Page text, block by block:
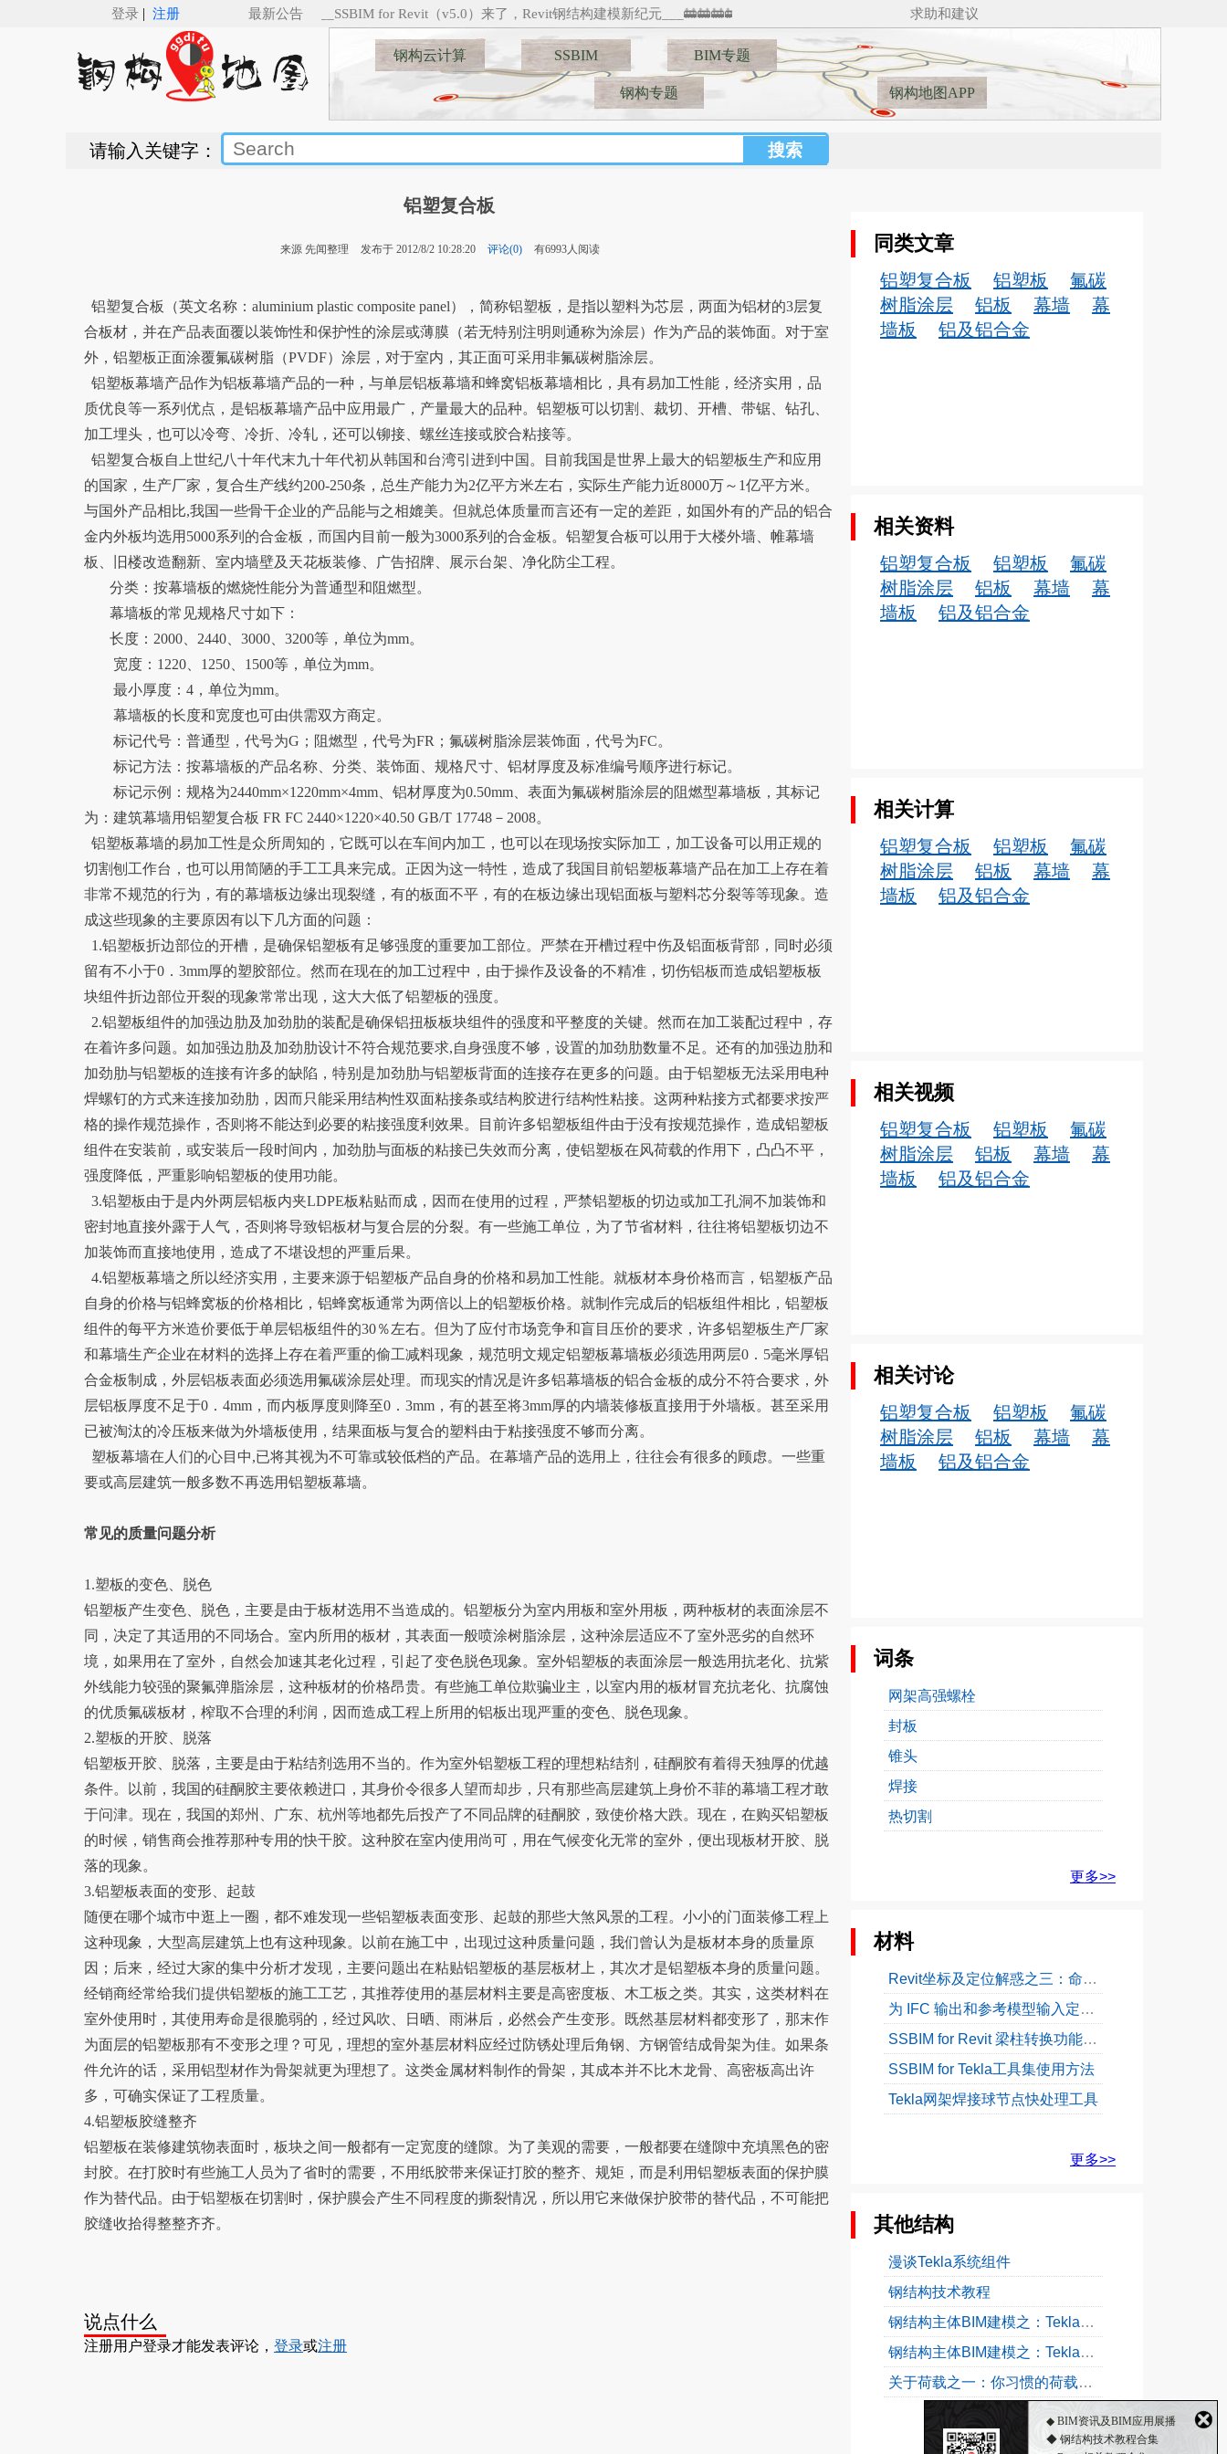
登录 | 注册 最新公告
🚅🚋🚋🚋🚋___SSBIM for Revit（v5.0）来了，Revit钢结构建模新纪元___🚋🚋🚋🚋 求助和建议
钢构云计算 SSBIM BIM专题
钢构专题 钢构地图APP
请输入关键字：
铝塑复合板
来源 先闻整理 发布于 2012/8/2 10:28:20 评论(0) 有6993人阅读
铝塑复合板（英文名称：aluminium plastic composite panel），简称铝塑板，是指以塑料为芯层，两面为铝材的3层复
合板材，并在产品表面覆以装饰性和保护性的涂层或薄膜（若无特别注明则通称为涂层）作为产品的装饰面。对于室
外，铝塑板正面涂覆氟碳树脂（PVDF）涂层，对于室内，其正面可采用非氟碳树脂涂层。
铝塑板幕墙产品作为铝板幕墙产品的一种，与单层铝板幕墙和蜂窝铝板幕墙相比，具有易加工性能，经济实用，品
质优良等一系列优点，是铝板幕墙产品中应用最广，产量最大的品种。铝塑板可以切割、裁切、开槽、带锯、钻孔、
加工埋头，也可以冷弯、冷折、冷轧，还可以铆接、螺丝连接或胶合粘接等。
铝塑复合板自上世纪八十年代末九十年代初从韩国和台湾引进到中国。目前我国是世界上最大的铝塑板生产和应用
的国家，生产厂家，复合生产线约200-250条，总生产能力为2亿平方米左右，实际生产能力近8000万～1亿平方米。
与国外产品相比,我国一些骨干企业的产品能与之相媲美。但就总体质量而言还有一定的差距，如国外有的产品的铝合
金内外板均选用5000系列的合金板，而国内目前一般为3000系列的合金板。铝塑复合板可以用于大楼外墙、帷幕墙
板、旧楼改造翻新、室内墙壁及天花板装修、广告招牌、展示台架、净化防尘工程。
分类：按幕墙板的燃烧性能分为普通型和阻燃型。
幕墙板的常见规格尺寸如下：
长度：2000、2440、3000、3200等，单位为mm。
宽度：1220、1250、1500等，单位为mm。
最小厚度：4，单位为mm。
幕墙板的长度和宽度也可由供需双方商定。
标记代号：普通型，代号为G；阻燃型，代号为FR；氟碳树脂涂层装饰面，代号为FC。
标记方法：按幕墙板的产品名称、分类、装饰面、规格尺寸、铝材厚度及标准编号顺序进行标记。
标记示例：规格为2440mm×1220mm×4mm、铝材厚度为0.50mm、表面为氟碳树脂涂层的阻燃型幕墙板，其标记
为：建筑幕墙用铝塑复合板 FR FC 2440×1220×40.50 GB/T 17748－2008。
铝塑板幕墙的易加工性是众所周知的，它既可以在车间内加工，也可以在现场按实际加工，加工设备可以用正规的
切割刨工作台，也可以用简陋的手工工具来完成。正因为这一特性，造成了我国目前铝塑板幕墙产品在加工上存在着
非常不规范的行为，有的幕墙板边缘出现裂缝，有的板面不平，有的在板边缘出现铝面板与塑料芯分裂等等现象。造
成这些现象的主要原因有以下几方面的问题：
1.铝塑板折边部位的开槽，是确保铝塑板有足够强度的重要加工部位。严禁在开槽过程中伤及铝面板背部，同时必须
留有不小于0．3mm厚的塑胶部位。然而在现在的加工过程中，由于操作及设备的不精准，切伤铝板而造成铝塑板板
块组件折边部位开裂的现象常常出现，这大大低了铝塑板的强度。
2.铝塑板组件的加强边肋及加劲肋的装配是确保铝扭板板块组件的强度和平整度的关键。然而在加工装配过程中，存
在着许多问题。如加强边肋及加劲肋设计不符合规范要求,自身强度不够，设置的加劲肋数量不足。还有的加强边肋和
加劲肋与铝塑板的连接有许多的缺陷，特别是加劲肋与铝塑板背面的连接存在更多的问题。由于铝塑板无法采用电种
焊螺钉的方式来连接加劲肋，因而只能采用结构性双面粘接条或结构胶进行结构性粘接。这两种粘接方式都要求按严
格的操作规范操作，否则将不能达到必要的粘接强度利效果。目前许多铝塑板组件由于没有按规范操作，造成铝塑板
组件在安装前，或安装后一段时间内，加劲肋与面板的粘接已失效而分离，使铝塑板在风荷载的作用下，凸凸不平，
强度降低，严重影响铝塑板的使用功能。
3.铝塑板由于是内外两层铝板内夹LDPE板粘贴而成，因而在使用的过程，严禁铝塑板的切边或加工孔洞不加装饰和
密封地直接外露于人气，否则将导致铝板材与复合层的分裂。有一些施工单位，为了节省材料，往往将铝塑板切边不
加装饰而直接地使用，造成了不堪设想的严重后果。
4.铝塑板幕墙之所以经济实用，主要来源于铝塑板产品自身的价格和易加工性能。就板材本身价格而言，铝塑板产品
自身的价格与铝蜂窝板的价格相比，铝蜂窝板通常为两倍以上的铝塑板价格。就制作完成后的铝板组件相比，铝塑板
组件的每平方米造价要低于单层铝板组件的30％左右。但为了应付市场竞争和盲目压价的要求，许多铝塑板生产厂家
和幕墙生产企业在材料的选择上存在着严重的偷工减料现象，规范明文规定铝塑板幕墙板必须选用两层0．5毫米厚铝
合金板制成，外层铝板表面必须选用氟碳涂层处理。而现实的情况是许多铝幕墙板的铝合金板的成分不符合要求，外
层铝板厚度不足于0．4mm，而内板厚度则降至0．3mm，有的甚至将3mm厚的内墙装修板直接用于外墙板。甚至采用
已被淘汰的冷压板来做为外墙板使用，结果面板与复合的塑料由于粘接强度不够而分离。
塑板幕墙在人们的心目中,已将其视为不可靠或较低档的产品。在幕墙产品的选用上，往往会有很多的顾虑。一些重
要或高层建筑一般多数不再选用铝塑板幕墙。
常见的质量问题分析
1.塑板的变色、脱色
铝塑板产生变色、脱色，主要是由于板材选用不当造成的。铝塑板分为室内用板和室外用板，两种板材的表面涂层不
同，决定了其适用的不同场合。室内所用的板材，其表面一般喷涂树脂涂层，这种涂层适应不了室外恶劣的自然环
境，如果用在了室外，自然会加速其老化过程，引起了变色脱色现象。室外铝塑板的表面涂层一般选用抗老化、抗紫
外线能力较强的聚氟弹脂涂层，这种板材的价格昂贵。有些施工单位欺骗业主，以室内用的板材冒充抗老化、抗腐蚀
的优质氟碳板材，榨取不合理的利润，因而造成工程上所用的铝板出现严重的变色、脱色现象。
2.塑板的开胶、脱落
铝塑板开胶、脱落，主要是由于粘结剂选用不当的。作为室外铝塑板工程的理想粘结剂，硅酮胶有着得天独厚的优越
条件。以前，我国的硅酮胶主要依赖进口，其身价令很多人望而却步，只有那些高层建筑上身价不菲的幕墙工程才敢
于问津。现在，我国的郑州、广东、杭州等地都先后投产了不同品牌的硅酮胶，致使价格大跌。现在，在购买铝塑板
的时候，销售商会推荐那种专用的快干胶。这种胶在室内使用尚可，用在气候变化无常的室外，便出现板材开胶、脱
落的现象。
3.铝塑板表面的变形、起鼓
随便在哪个城市中逛上一圈，都不难发现一些铝塑板表面变形、起鼓的那些大煞风景的工程。小小的门面装修工程上
这种现象，大型高层建筑上也有这种现象。以前在施工中，出现过这种质量问题，我们曾认为是板材本身的质量原
因；后来，经过大家的集中分析才发现，主要问题出在粘贴铝塑板的基层板材上，其次才是铝塑板本身的质量问题。
经销商经常给我们提供铝塑板的施工工艺，其推荐使用的基层材料主要是高密度板、木工板之类。其实，这类材料在
室外使用时，其使用寿命是很脆弱的，经过风吹、日晒、雨淋后，必然会产生变形。既然基层材料都变形了，那末作
为面层的铝塑板那有不变形之理？可见，理想的室外基层材料应经过防锈处理后角钢、方钢管结成骨架为佳。如果条
件允许的话，采用铝型材作为骨架就更为理想了。这类金属材料制作的骨架，其成本并不比木龙骨、高密板高出许
多，可确实保证了工程质量。
4.铝塑板胶缝整齐
铝塑板在装修建筑物表面时，板块之间一般都有一定宽度的缝隙。为了美观的需要，一般都要在缝隙中充填黑色的密
封胶。在打胶时有些施工人员为了省时的需要，不用纸胶带来保证打胶的整齐、规矩，而是利用铝塑板表面的保护膜
作为替代品。由于铝塑板在切割时，保护膜会产生不同程度的撕裂情况，所以用它来做保护胶带的替代品，不可能把
胶缝收拾得整整齐齐。
说点什么
注册用户登录才能发表评论， 登录或注册
同类文章
铝塑复合板 铝塑板
氟碳
树脂涂层
铝板 幕墙
幕
墙板
铝及铝合金
相关资料
铝塑复合板 铝塑板
氟碳
树脂涂层
铝板 幕墙
幕
墙板
铝及铝合金
相关计算
铝塑复合板 铝塑板
氟碳
树脂涂层
铝板 幕墙
幕
墙板
铝及铝合金
相关视频
铝塑复合板 铝塑板
氟碳
树脂涂层
铝板 幕墙
幕
墙板
铝及铝合金
相关讨论
铝塑复合板 铝塑板
氟碳
树脂涂层
铝板 幕墙
幕
墙板
铝及铝合金
词条
网架高强螺栓
封板
锥头
焊接
热切割
更多>>
材料
Revit坐标及定位解惑之三：命名位置
为 IFC 输出和参考模型输入定义工程基点
SSBIM for Revit 梁柱转换功能使用教程
SSBIM for Tekla工具集使用方法
Tekla网架焊接球节点快处理工具
更多>>
其他结构
漫谈Tekla系统组件
钢结构技术教程
钢结构主体BIM建模之：Tekla梁位置信息详解
钢结构主体BIM建模之：Tekla柱位置信息详解
关于荷载之一：你习惯的荷载分项系数1.2和1.4改了...
更多>>
◆ BIM资讯及BIM应用展播
◆ 钢结构技术教程合集